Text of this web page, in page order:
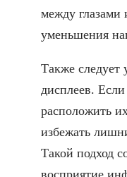
между глазами
уменьшения
Также следует
дисплеев.
расположить
избежать
Такой подход
восприятие